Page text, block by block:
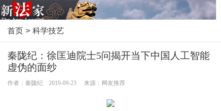
首页 > 科学技艺
秦陇纪：徐匡迪院士5问揭开当下中国人工智能
虚伪的面纱
作者：秦陇纪 2019-09-23 来源：网友推荐